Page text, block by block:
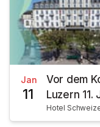
Jan
11
Vor dem
Luzern 11.
Hotel